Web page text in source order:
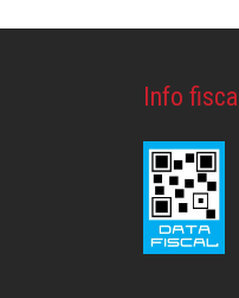
Info fiscal